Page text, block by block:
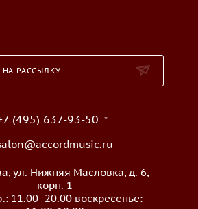
РАССЫЛКУ
(495) 637-93-50
ул. Нижняя Масловка, д. 6,
корп. 1
11.00- 20.00 воскресенье: